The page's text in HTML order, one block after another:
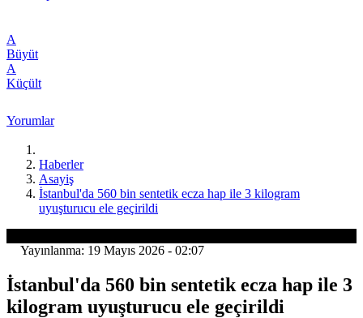
A
Büyüt
A
Küçült
Yorumlar
Haberler
Asayiş
İstanbul'da 560 bin sentetik ecza hap ile 3 kilogram
uyuşturucu ele geçirildi
Yayınlanma: 19 Mayıs 2026 - 02:07
İstanbul'da 560 bin sentetik ecza hap ile 3
kilogram uyuşturucu ele geçirildi